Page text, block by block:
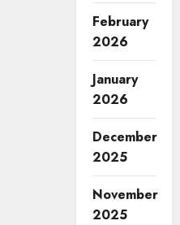
February
2026
January
2026
December
2025
November
2025